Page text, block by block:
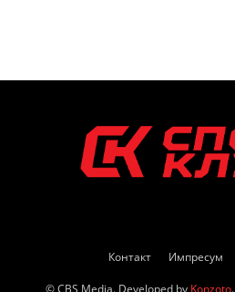
Контакт Импресум